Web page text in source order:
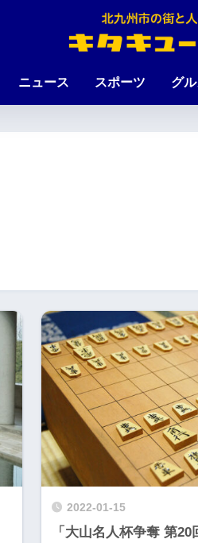
ニュース スポーツ グル
2022-01-15
「大山名人杯争奪 第